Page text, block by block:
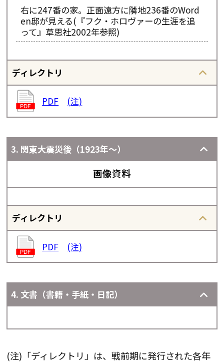
右に247番の家。正面遠方に隣地236番のWord
en邸が見える(『フク・ホロヴァーの生涯を追
って』草思社2002年参照)
ディレクトリ
PDF (注)
3. 関東大震災後（1923年～）
画像資料
ディレクトリ
PDF (注)
4. 文書（書籍・手紙・日記）
(注)「ディレクトリ」は、戦前期に発行された各年